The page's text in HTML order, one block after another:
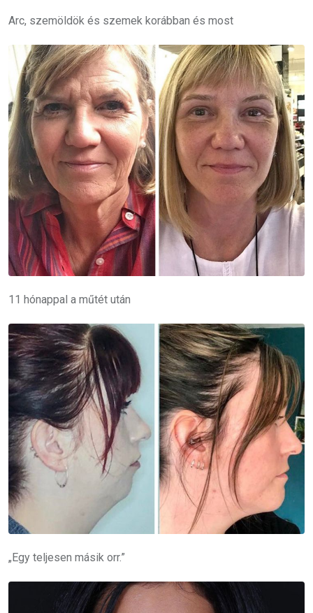
Arc, szemöldök és szemek korábban és most
11 hónappal a műtét után
„Egy teljesen másik orr.”